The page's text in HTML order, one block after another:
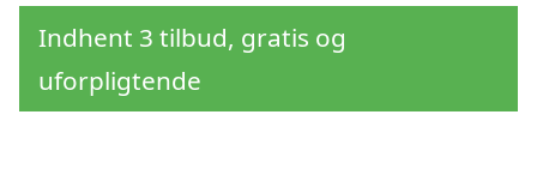
Indhent 3 tilbud, gratis og
uforpligtende